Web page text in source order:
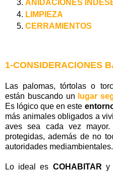
ANIDACIONES
LIMPIEZA
CERRAMIENTOS
1-CONSIDERACIONES
Las palomas, tórtolas o
están buscando un
lugar
Es lógico que en este
más animales obligados a
aves sea cada vez
protegidas, además de no
autoridades mediambientales.
Lo ideal es COHABITAR y